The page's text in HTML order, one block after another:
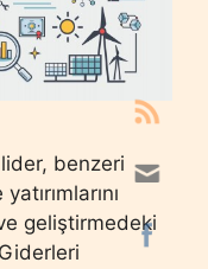
benzeri
geliştirmedeki